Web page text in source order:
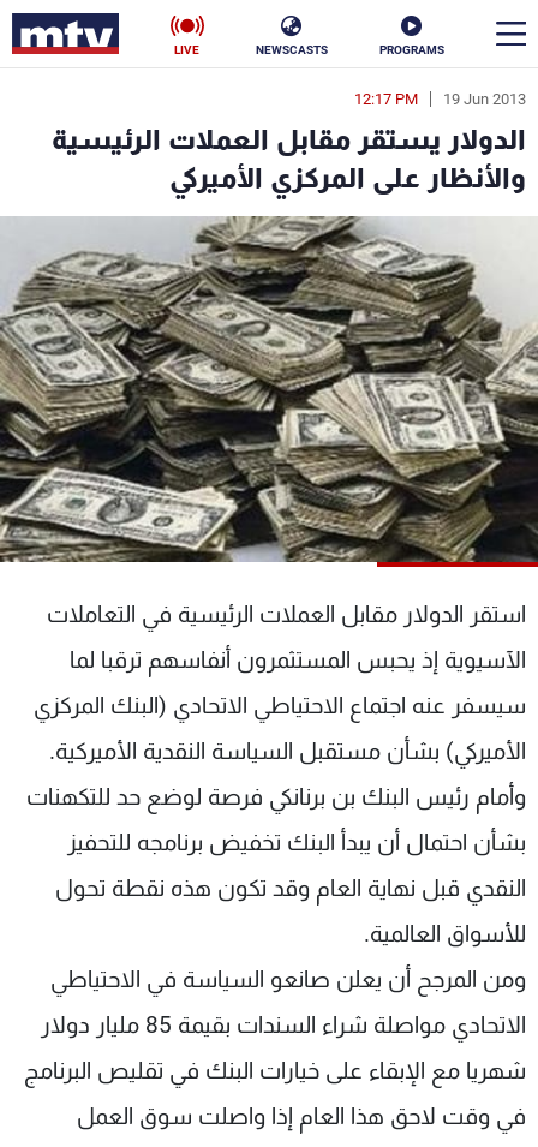
PROGRAMS
NEWSCASTS
LIVE
19 Jun 2013
12:17 PM
الدولار يستقر مقابل العملات الرئيسية
والأنظار على المركزي الأميركي
استقر الدولار مقابل العملات الرئيسية في التعاملات
الآسيوية إذ يحبس المستثمرون أنفاسهم ترقبا لما
سيسفر عنه اجتماع الاحتياطي الاتحادي (البنك المركزي
الأميركي) بشأن مستقبل السياسة النقدية الأميركية.
وأمام رئيس البنك بن برنانكي فرصة لوضع حد للتكهنات
بشأن احتمال أن يبدأ البنك تخفيض برنامجه للتحفيز
النقدي قبل نهاية العام وقد تكون هذه نقطة تحول
للأسواق العالمية.
ومن المرجح أن يعلن صانعو السياسة في الاحتياطي
الاتحادي مواصلة شراء السندات بقيمة 85 مليار دولار
شهريا مع الإبقاء على خيارات البنك في تقليص البرنامج
في وقت لاحق هذا العام إذا واصلت سوق العمل
en
الأخبار
سياسة ناس
إقتصاد فن
منوعات رياضة
كأس العالم
البرامج
جدول البرامج
شاهد البرامج
الإنـتـاج
وظائف
تواصل معنا
شروط الإسـتخدام
سياسة الخصوصية